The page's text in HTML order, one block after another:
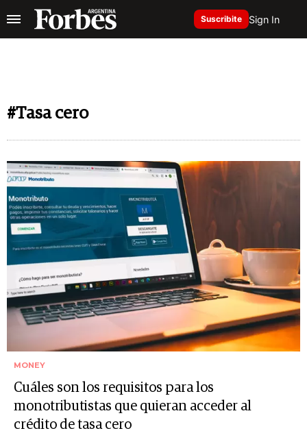
Suscribite Sign In
#Tasa cero
MONEY
Cuáles son los requisitos para los
monotributistas que quieran acceder al
crédito de tasa cero